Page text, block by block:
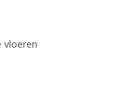
vloeren